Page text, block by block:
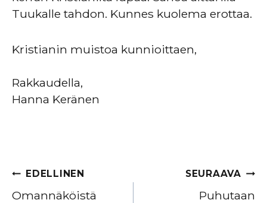
Tuukalle tahdon. Kunnes kuolema erottaa.
Kristianin muistoa kunnioittaen,
Rakkaudella,
Hanna Keränen
Artikkelien
selaus
EDELLINEN
Omannäköistä
SEURAAVA
Puhutaan